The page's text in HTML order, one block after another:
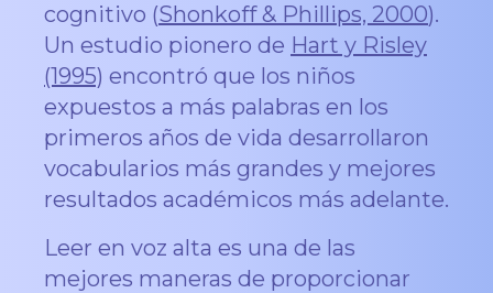
cognitivo (Shonkoff & Phillips, 2000).
Un estudio pionero de Hart y Risley
(1995) encontró que los niños
expuestos a más palabras en los
primeros años de vida desarrollaron
vocabularios más grandes y mejores
resultados académicos más adelante.
Leer en voz alta es una de las
mejores maneras de proporcionar